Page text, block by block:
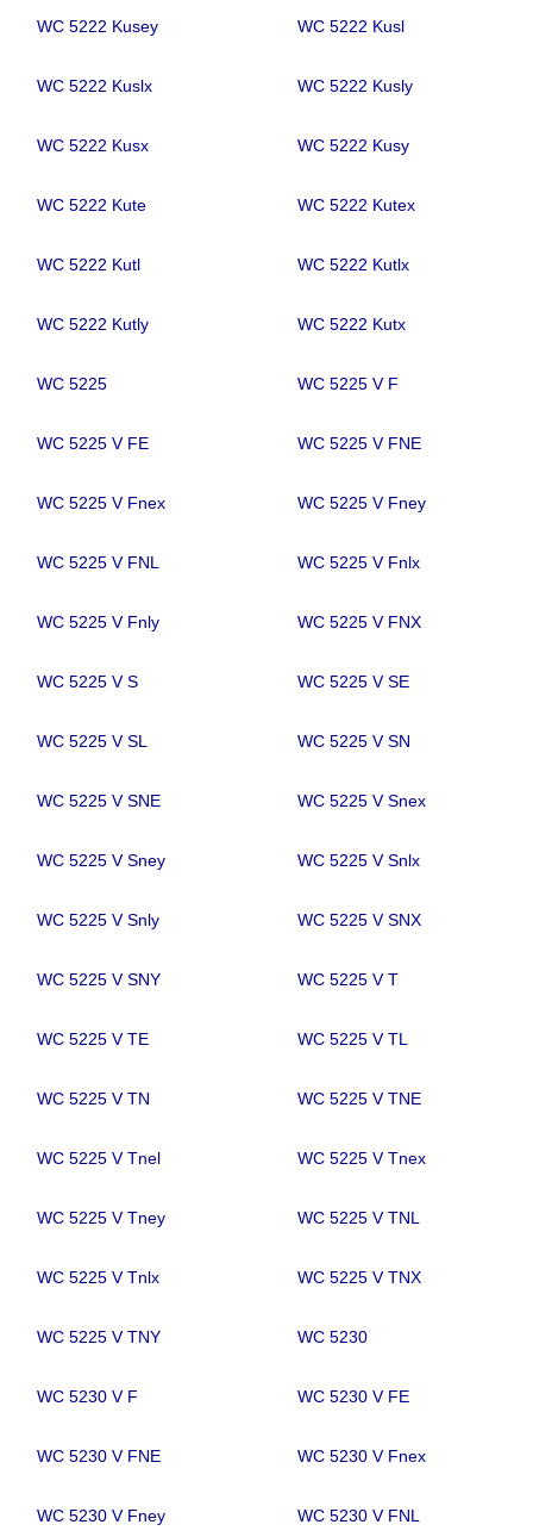
WC 5222 Kusey WC 5222 Kusl
WC 5222 Kuslx WC 5222 Kusly
WC 5222 Kusx WC 5222 Kusy
WC 5222 Kute WC 5222 Kutex
WC 5222 Kutl WC 5222 Kutlx
WC 5222 Kutly WC 5222 Kutx
WC 5225 WC 5225 V F
WC 5225 V FE WC 5225 V FNE
WC 5225 V Fnex WC 5225 V Fney
WC 5225 V FNL WC 5225 V Fnlx
WC 5225 V Fnly WC 5225 V FNX
WC 5225 V S WC 5225 V SE
WC 5225 V SL WC 5225 V SN
WC 5225 V SNE WC 5225 V Snex
WC 5225 V Sney WC 5225 V Snlx
WC 5225 V Snly WC 5225 V SNX
WC 5225 V SNY WC 5225 V T
WC 5225 V TE WC 5225 V TL
WC 5225 V TN WC 5225 V TNE
WC 5225 V Tnel WC 5225 V Tnex
WC 5225 V Tney WC 5225 V TNL
WC 5225 V Tnlx WC 5225 V TNX
WC 5225 V TNY WC 5230
WC 5230 V F WC 5230 V FE
WC 5230 V FNE WC 5230 V Fnex
WC 5230 V Fney WC 5230 V FNL